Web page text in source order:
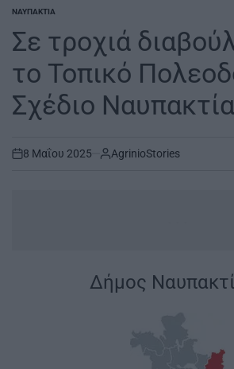
POSTED
ΝΑΥΠΑΚΤΊΑ
Σε τροχιά
το Τοπικό
Σχέδιο
on
8 Μαΐου 2025 AgrinioStories
Δήμος